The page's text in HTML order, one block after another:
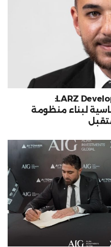
الرئيس التنفيذي ل LARZ Developments:
لبناء منظومة